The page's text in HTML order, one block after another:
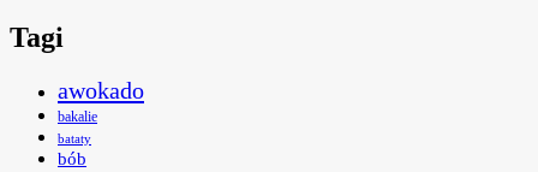
Tagi
awokado
bakalie
bataty
bób